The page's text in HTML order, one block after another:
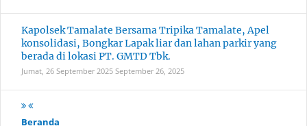
Kapolsek Tamalate Bersama Tripika Tamalate, Apel
konsolidasi, Bongkar Lapak liar dan lahan parkir yang
berada di lokasi PT. GMTD Tbk.
Jumat, 26 September 2025 September 26, 2025
Beranda